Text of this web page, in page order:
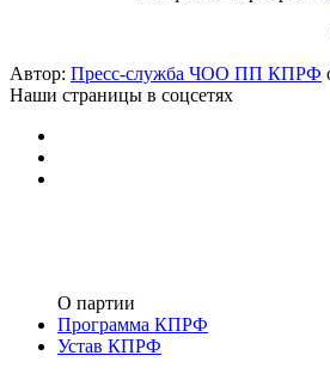
Автор: Пресс-служба ЧОО ПП КПРФ
Наши страницы в соцсетях
О партии
Программа КПРФ
Устав КПРФ